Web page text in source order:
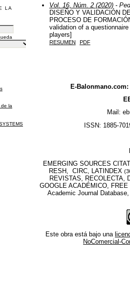
LA
la
Vol. 16, Núm. 2 (2020)-
DISEÑO Y VALIDACIÓN
PROCESO DE
validation of a
players]
RESUMEN PDF
E-
Mail:
ISSN: 1885-
EMERGING SOURCES
RESH, CIRC, LATINDEX
REVISTAS, RECOLECTA,
GOOGLE ACADÉMICO,
Academic Journal
Este obra está bajo una
NoComercial-